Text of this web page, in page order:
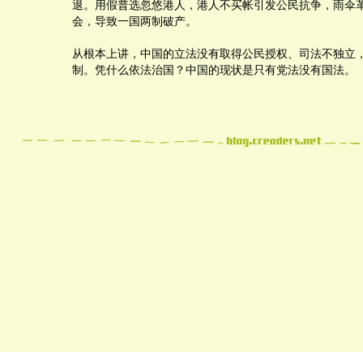
退。用假普选忽悠港人，港人不买帐引发公民抗争，雨伞
会，导致一国两制破产。
从根本上讲，中国的立法没有取得公民授权、司法不独立
制。凭什么依法治国？中国的现状是只有党法没有国法。